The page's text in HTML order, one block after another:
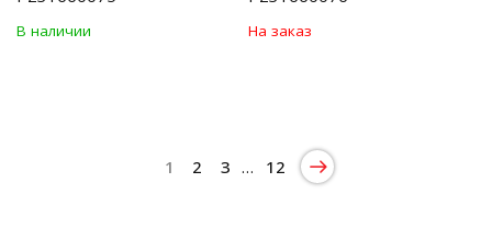
В наличии На заказ
1 2 3 … 12